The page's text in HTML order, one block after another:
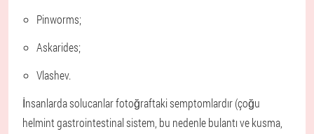
Pinworms;
Askarides;
Vlashev.
İnsanlarda solucanlar fotoğraftaki semptomlardır (çoğu
helmint gastrointestinal sistem, bu nedenle bulantı ve kusma,